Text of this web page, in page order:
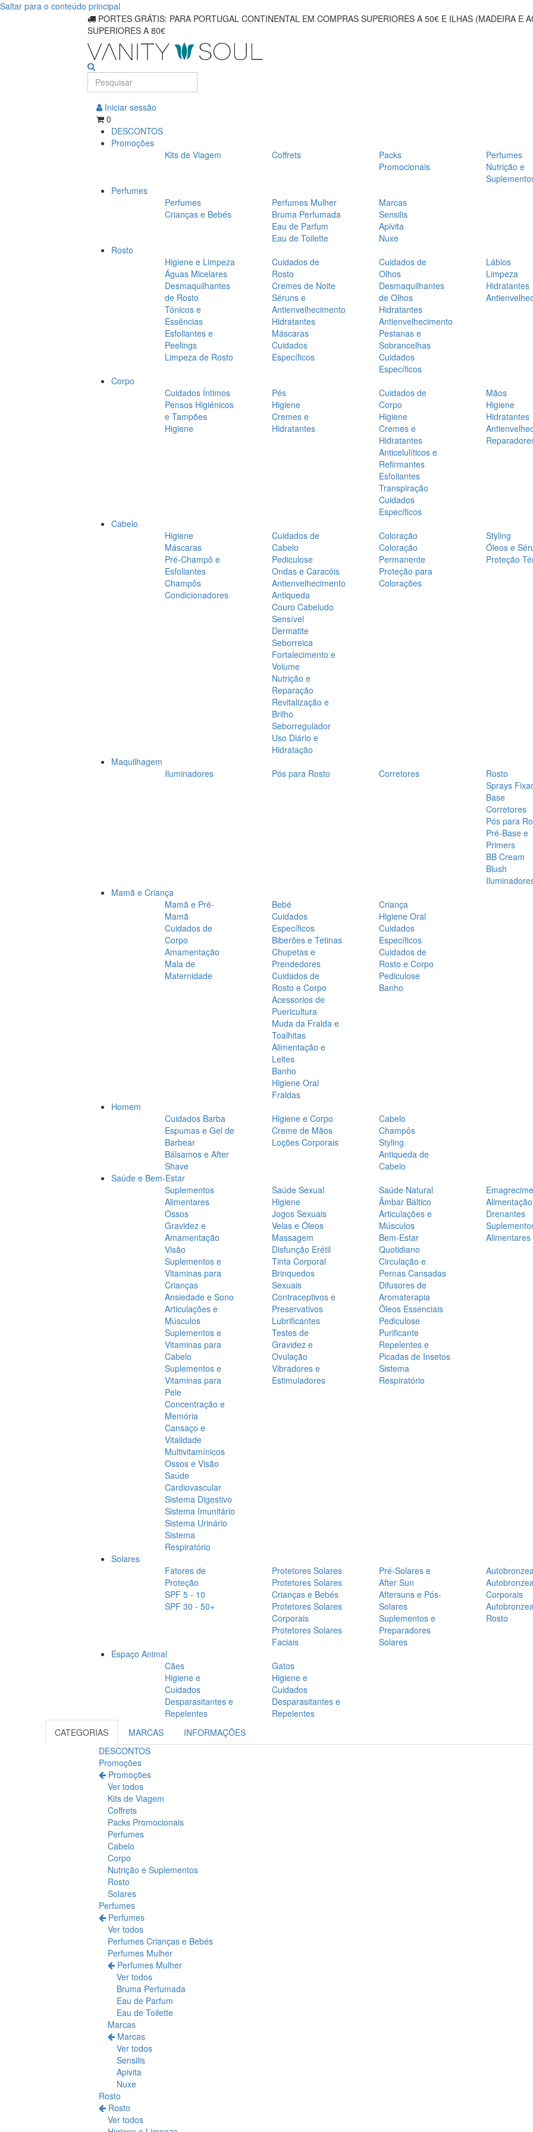
Saltar para o conteúdo principal
essenciais
PORTES GRÁTIS: PARA PORTUGAL CONTINENTAL EM COMPRAS SUPERIORES A 50€ E ILHAS (MADEIRA E
SUPERIORES A 80€
Iniciar sessão
0
DESCONTOS
Promoções
Kits de Viagem
Coffrets
Packs
Promocionais
Perfumes
Nutrição e
Perfumes
Perfumes
Crianças e Bebés
Perfumes Mulher
Bruma Perfumada
Eau de Parfum
Eau de Toilette
Marcas
Sensilis
Apivita
Nuxe
Rosto
Higiene e Limpeza
Águas Micelares
Desmaquilhantes
de Rosto
Tónicos e
Essências
Esfoliantes e
Peelings
Limpeza de Rosto
Cuidados de
Rosto
Cremes de Noite
Séruns e
Antienvelhecimento
Hidratantes
Máscaras
Cuidados
Específicos
Cuidados de
Olhos
Desmaquilhantes
de Olhos
Hidratantes
Antienvelhecimento
Pestanas e
Sobrancelhas
Cuidados
Específicos
Lábios
Limpeza
Hidratantes
Corpo
Cuidados Íntimos
Pensos Higiénicos
e Tampões
Higiene
Pés
Higiene
Cremes e
Hidratantes
Cuidados de
Corpo
Higiene
Cremes e
Hidratantes
Anticelulíticos e
Refirmantes
Esfoliantes
Transpiração
Cuidados
Específicos
Mãos
Higiene
Hidratantes
Cabelo
Higiene
Máscaras
Pré-Champô e
Esfoliantes
Champôs
Condicionadores
Cuidados de
Cabelo
Pediculose
Ondas e Caracóis
Antienvelhecimento
Antiqueda
Couro Cabeludo
Sensível
Dermatite
Seborreica
Fortalecimento e
Volume
Nutrição e
Reparação
Revitalização e
Brilho
Seborregulador
Uso Diário e
Hidratação
Coloração
Coloração
Permanente
Proteção para
Colorações
Styling
Óleos e
Proteção
Maquilhagem
Iluminadores
Pós para Rosto Corretores
Rosto
Sprays
Base
Corretores
Pós para
Pré-Base e
Primers
BB Cream
Blush
Mamã e Criança
Mamã e Pré-
Mamã
Cuidados de
Corpo
Amamentação
Mala de
Maternidade
Bebé
Cuidados
Específicos
Biberões e Tetinas
Chupetas e
Prendedores
Cuidados de
Rosto e Corpo
Acessorios de
Puericultura
Muda da Fralda e
Toalhitas
Alimentação e
Leites
Banho
Higiene Oral
Fraldas
Criança
Higiene Oral
Cuidados
Específicos
Cuidados de
Rosto e Corpo
Pediculose
Banho
Homem
Cuidados Barba
Espumas e Gel de
Barbear
Bálsamos e After
Shave
Higiene e Corpo
Creme de Mãos
Loções Corporais
Cabelo
Champôs
Styling
Antiqueda de
Cabelo
Saúde e Bem-Estar
Suplementos
Alimentares
Ossos
Gravidez e
Amamentação
Visão
Suplementos e
Vitaminas para
Crianças
Ansiedade e Sono
Articulações e
Músculos
Suplementos e
Vitaminas para
Cabelo
Suplementos e
Vitaminas para
Pele
Concentração e
Memória
Cansaço e
Vitalidade
Multivitamínicos
Ossos e Visão
Saúde
Cardiovascular
Sistema Digestivo
Sistema Imunitário
Sistema Urinário
Sistema
Respiratório
Saúde Sexual
Higiene
Jogos Sexuais
Velas e Óleos
Massagem
Disfunção Erétil
Tinta Corporal
Brinquedos
Sexuais
Contraceptivos e
Preservativos
Lubrificantes
Testes de
Gravidez e
Ovulação
Vibradores e
Estimuladores
Saúde Natural
Âmbar Báltico
Articulações e
Músculos
Bem-Estar
Quotidiano
Circulação e
Pernas Cansadas
Difusores de
Aromaterapia
Óleos Essenciais
Pediculose
Purificante
Repelentes e
Picadas de Insetos
Sistema
Respiratório
Alimentação
Drenantes
Alimentares
Solares
Fatores de
Proteção
SPF 5 - 10
SPF 30 - 50+
Protetores Solares
Protetores Solares
Crianças e Bebés
Protetores Solares
Corporais
Protetores Solares
Faciais
Pré-Solares e
After Sun
Aftersuns e Pós-
Solares
Suplementos e
Preparadores
Solares
Corporais
Rosto
Espaço Animal
Cães
Higiene e
Cuidados
Desparasitantes e
Repelentes
Gatos
Higiene e
Cuidados
Desparasitantes e
Repelentes
CATEGORIAS
MARCAS
INFORMAÇÕES
DESCONTOS
Promoções
Promoções
Ver todos
Kits de Viagem
Coffrets
Packs Promocionais
Perfumes
Cabelo
Corpo
Nutrição e Suplementos
Rosto
Solares
Perfumes
Perfumes
Ver todos
Perfumes Crianças e Bebés
Perfumes Mulher
Perfumes Mulher
Ver todos
Bruma Perfumada
Eau de Parfum
Eau de Toilette
Marcas
Marcas
Ver todos
Sensilis
Apivita
Nuxe
Rosto
Rosto
Ver todos